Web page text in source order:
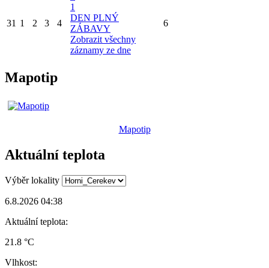
31 1 2 3 4
1
DEN PLNÝ
ZÁBAVY
Zobrazit všechny
záznamy ze dne
6
Mapotip
Mapotip
Aktuální teplota
Výběr lokality
6.8.2026 04:38
Aktuální teplota:
21.8 °C
Vlhkost: